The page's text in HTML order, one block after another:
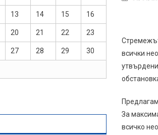
всички
За
всичко
13 14 15 16
20 21 22 23
27 28 29 30